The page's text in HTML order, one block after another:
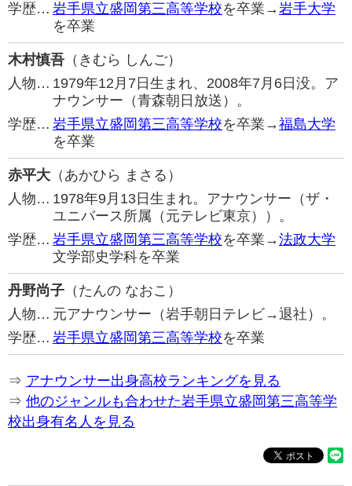
学歴… 岩手県立盛岡第三高等学校を卒業→岩手大学
を卒業
木村慎吾 （きむら しんご）
人物… 1979年12月7日生まれ、2008年7月6日没。ア
ナウンサー（青森朝日放送）。
学歴… 岩手県立盛岡第三高等学校を卒業→福島大学
を卒業
赤平大 （あかひら まさる）
人物… 1978年9月13日生まれ。アナウンサー（ザ・
ユニバース所属（元テレビ東京））。
学歴… 岩手県立盛岡第三高等学校を卒業→法政大学
文学部史学科を卒業
丹野尚子 （たんの なおこ）
人物… 元アナウンサー（岩手朝日テレビ→退社）。
学歴… 岩手県立盛岡第三高等学校を卒業
⇒ アナウンサー出身高校ランキングを見る
⇒ 他のジャンルも合わせた岩手県立盛岡第三高等学
校出身有名人を見る